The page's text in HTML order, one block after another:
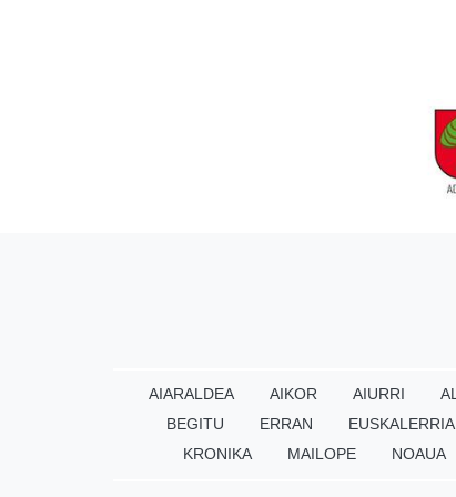
AIARALDEA AIKOR AIURRI
BEGITU
ERRAN
KRONIKA
MAILOPE NOAUA